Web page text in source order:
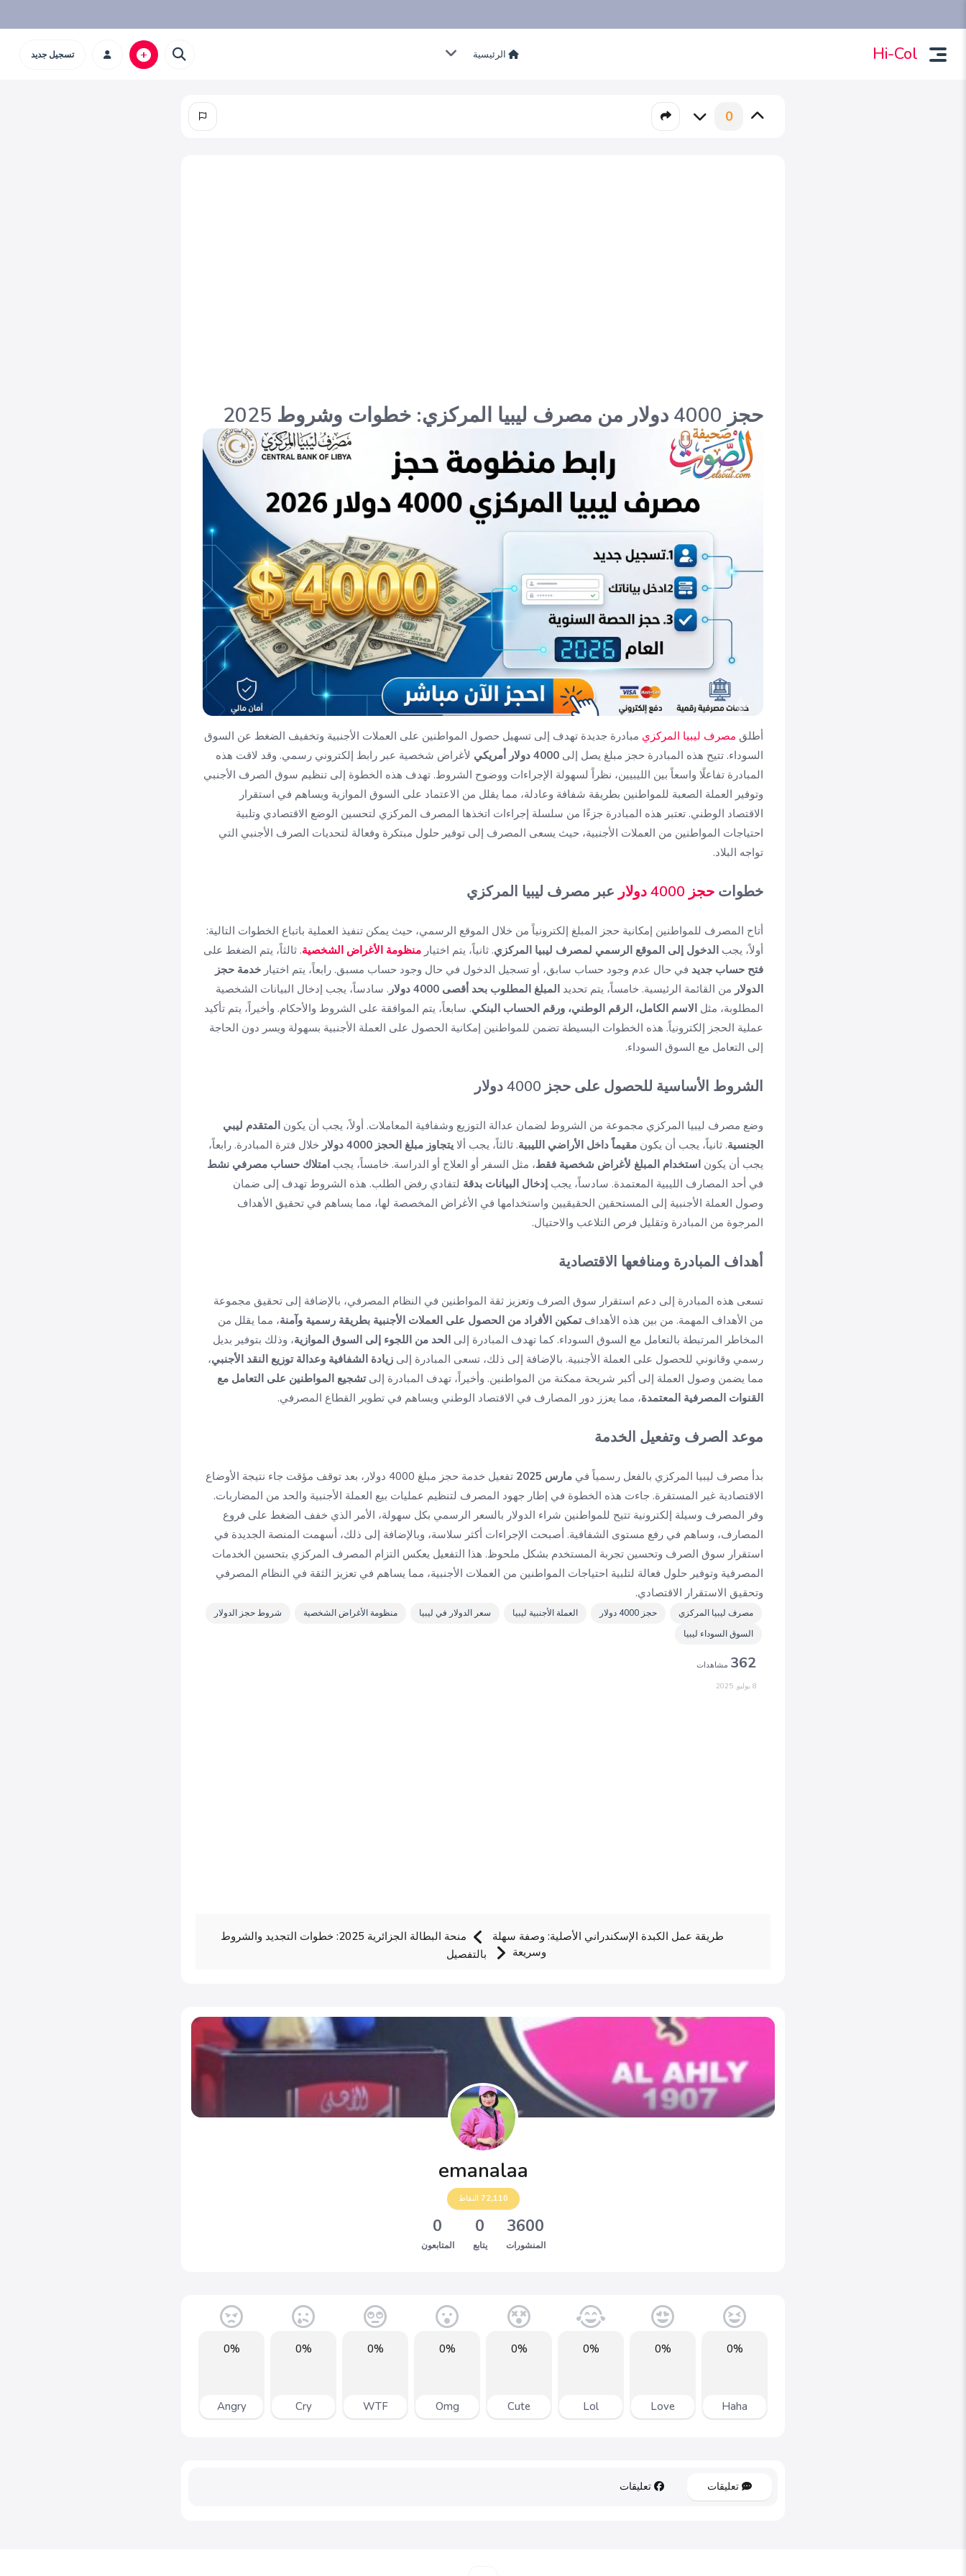
Hi-Col الرئيسية تسجيل جديد
0
حجز 4000 دولار من مصرف ليبيا المركزي: خطوات وشروط 2025
أطلق مصرف ليبيا المركزي مبادرة جديدة تهدف إلى تسهيل حصول المواطنين على العملات الأجنبية وتخفيف الضغط عن السوق
السوداء. تتيح هذه المبادرة حجز مبلغ يصل إلى 4000 دولار أمريكي
لأغراض شخصية عبر رابط إلكتروني رسمي. وقد لاقت هذه
المبادرة تفاعلًا واسعاً بين الليبيين، نظراً لسهولة الإجراءات ووضوح الشروط. تهدف هذه الخطوة إلى تنظيم سوق الصرف الأجنبي
وتوفير العملة الصعبة للمواطنين بطريقة شفافة وعادلة، مما يقلل من الاعتماد على السوق الموازية ويساهم في استقرار
الاقتصاد الوطني. تعتبر هذه المبادرة جزءًا من سلسلة إجراءات اتخذها المصرف المركزي لتحسين الوضع الاقتصادي وتلبية
احتياجات المواطنين من العملات الأجنبية، حيث يسعى المصرف إلى توفير حلول مبتكرة وفعالة لتحديات الصرف الأجنبي التي
تواجه البلاد.
خطوات حجز 4000 دولار عبر مصرف ليبيا المركزي
أتاح المصرف للمواطنين إمكانية حجز المبلغ إلكترونياً من خلال الموقع الرسمي، حيث يمكن تنفيذ العملية باتباع الخطوات التالية:
أولاً، يجب الدخول إلى الموقع الرسمي لمصرف ليبيا المركزي. ثانياً، يتم اختيار منظومة الأغراض الشخصية. ثالثاً، يتم الضغط على
فتح حساب جديد في حال عدم وجود حساب سابق، أو تسجيل الدخول في حال وجود حساب مسبق. رابعاً، يتم اختيار خدمة حجز
الدولار من القائمة الرئيسية. خامساً، يتم تحديد المبلغ المطلوب بحد أقصى 4000 دولار
. سادساً، يجب إدخال البيانات الشخصية
المطلوبة، مثل الاسم الكامل، الرقم الوطني، ورقم الحساب البنكي. سابعاً، يتم الموافقة على الشروط والأحكام. وأخيراً، يتم تأكيد
عملية الحجز إلكترونياً. هذه الخطوات البسيطة تضمن للمواطنين إمكانية الحصول على العملة الأجنبية بسهولة ويسر دون الحاجة
إلى التعامل مع السوق السوداء.
الشروط الأساسية للحصول على حجز 4000 دولار
وضع مصرف ليبيا المركزي مجموعة من الشروط لضمان عدالة التوزيع وشفافية المعاملات. أولاً، يجب أن يكون المتقدم ليبي
الجنسية. ثانياً، يجب أن يكون مقيماً داخل الأراضي الليبية. ثالثاً، يجب ألايتجاوز مبلغ الحجز 4000 دولار
خلال فترة المبادرة. رابعاً،
يجب أن يكون استخدام المبلغ لأغراض شخصية فقط، مثل السفر أو العلاج أو الدراسة. خامساً، يجب امتلاك حساب مصرفي نشط
في أحد المصارف الليبية المعتمدة. سادساً، يجب إدخال البيانات بدقة لتفادي رفض الطلب. هذه الشروط تهدف إلى ضمان
وصول العملة الأجنبية إلى المستحقين الحقيقيين واستخدامها في الأغراض المخصصة لها، مما يساهم في تحقيق الأهداف
المرجوة من المبادرة وتقليل فرص التلاعب والاحتيال.
أهداف المبادرة ومنافعها الاقتصادية
تسعى هذه المبادرة إلى دعم استقرار سوق الصرف وتعزيز ثقة المواطنين في النظام المصرفي، بالإضافة إلى تحقيق مجموعة
من الأهداف المهمة. من بين هذه الأهدافتمكين الأفراد من الحصول على العملات الأجنبية بطريقة رسمية وآمنة، مما يقلل من
المخاطر المرتبطة بالتعامل مع السوق السوداء. كما تهدف المبادرة إلى الحد من اللجوء إلى السوق الموازية، وذلك بتوفير بديل
رسمي وقانوني للحصول على العملة الأجنبية. بالإضافة إلى ذلك، تسعى المبادرة إلى زيادة الشفافية وعدالة توزيع النقد الأجنبي،
مما يضمن وصول العملة إلى أكبر شريحة ممكنة من المواطنين. وأخيراً، تهدف المبادرة إلىتشجيع المواطنين على التعامل مع
القنوات المصرفية المعتمدة، مما يعزز دور المصارف في الاقتصاد الوطني ويساهم في تطوير القطاع المصرفي.
موعد الصرف وتفعيل الخدمة
بدأ مصرف ليبيا المركزي بالفعل رسمياً في مارس 2025
تفعيل خدمة حجز مبلغ 4000 دولار، بعد توقف مؤقت جاء نتيجة الأوضاع
الاقتصادية غير المستقرة. جاءت هذه الخطوة في إطار جهود المصرف لتنظيم عمليات بيع العملة الأجنبية والحد من المضاربات.
وفر المصرف وسيلة إلكترونية تتيح للمواطنين شراء الدولار بالسعر الرسمي بكل سهولة، الأمر الذي خفف الضغط على فروع
المصارف، وساهم في رفع مستوى الشفافية. أصبحت الإجراءات أكثر سلاسة، وبالإضافة إلى ذلك، أسهمت المنصة الجديدة في
استقرار سوق الصرف وتحسين تجربة المستخدم بشكل ملحوظ. هذا التفعيل يعكس التزام المصرف المركزي بتحسين الخدمات
المصرفية وتوفير حلول فعالة لتلبية احتياجات المواطنين من العملات الأجنبية، مما يساهم في تعزيز الثقة في النظام المصرفي
وتحقيق الاستقرار الاقتصادي.
مصرف ليبيا المركزي حجز 4000 دولار العملة الأجنبية ليبيا سعر الدولار في ليبيا منظومة الأغراض الشخصية
شروط حجز الدولار
السوق السوداء ليبيا
362 مشاهدات
8 يوليو, 2025
منحة البطالة الجزائرية 2025: خطوات التجديد والشروط
بالتفصيل
طريقة عمل الكبدة الإسكندراني الأصلية: وصفة سهلة
وسريعة
emanalaa
72,110 النقاط
3600
المنشورات
0
يتابع
0
المتابعون
0%
Haha
0%
Love
0%
Lol
0%
Cute
0%
Omg
0%
WTF
0%
Cry
0%
Angry
تعليقات تعليقات